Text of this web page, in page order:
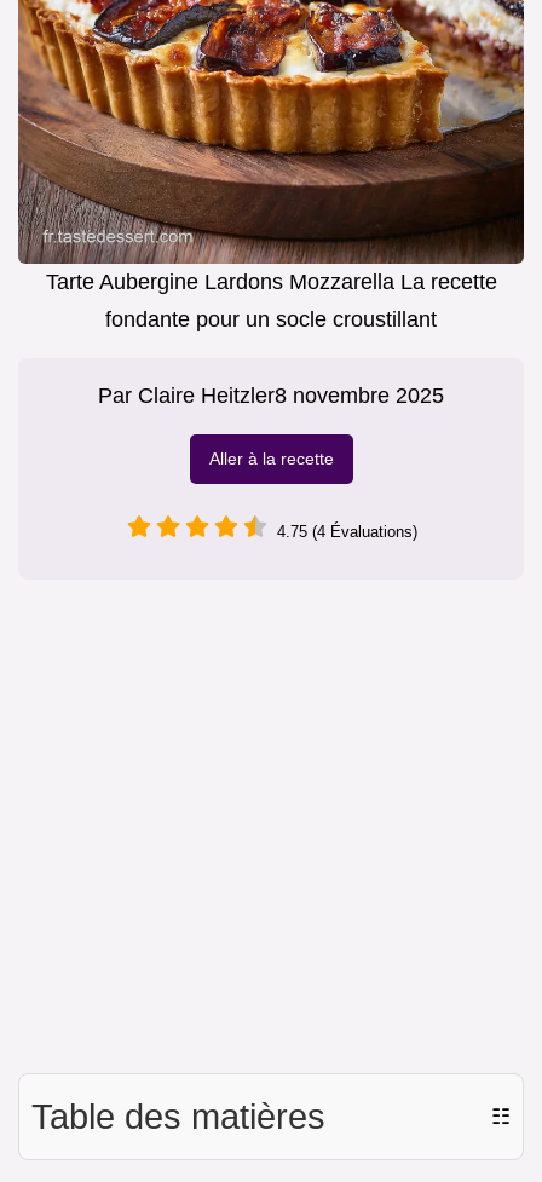
Tarte Aubergine Lardons Mozzarella La recette
fondante pour un socle croustillant
Par Claire Heitzler8 novembre 2025
Aller à la recette
4.75 (4 Évaluations)
Table des matières ☷